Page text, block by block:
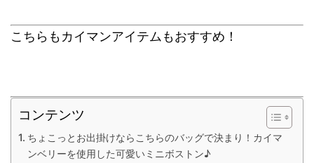
こちらもカイマンアイテムもおすすめ！
コンテンツ
ちょこっとお出掛けならこちらのバッグで決まり！カイマ
ンベリーを使用した可愛いミニボストン♪